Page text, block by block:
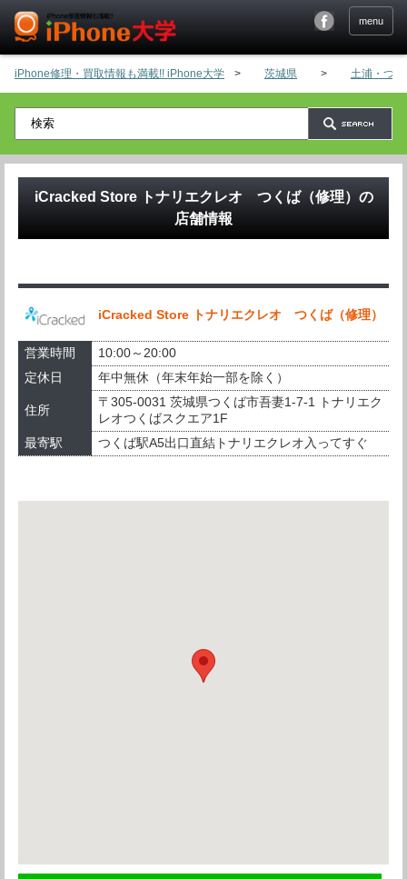
menu
iPhone修理・買取情報も満載!! iPhone大学 > 茨城県 > 土浦・つ
iCracked Store トナリエクレオ つくば（修理） の
店舗情報
iCracked Store トナリエクレオ つくば（修理）
営業時間
10:00～20:00
定休日
年中無休（年末年始一部を除く）
住所
〒305-0031 茨城県つくば市吾妻1-7-1 トナリエク
レオつくばスクエア1F
最寄駅
つくば駅A5出口直結トナリエクレオ入ってすぐ